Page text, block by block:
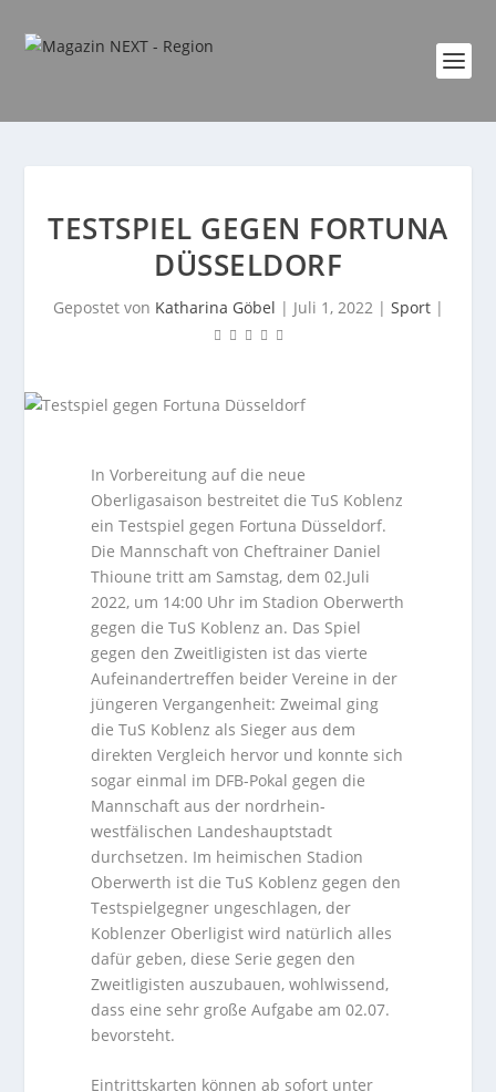
TESTSPIEL GEGEN FORTUNA
DÜSSELDORF
Gepostet von Katharina Göbel | Juli 1, 2022| Sport|
In Vorbereitung auf die neue
Oberligasaison bestreitet die TuS Koblenz
ein Testspiel gegen Fortuna Düsseldorf.
Die Mannschaft von Cheftrainer Daniel
Thioune tritt am Samstag, dem 02.Juli
2022, um 14:00 Uhr im Stadion Oberwerth
gegen die TuS Koblenz an. Das Spiel
gegen den Zweitligisten ist das vierte
Aufeinandertreffen beider Vereine in der
jüngeren Vergangenheit: Zweimal ging
die TuS Koblenz als Sieger aus dem
direkten Vergleich hervor und konnte sich
sogar einmal im DFB-Pokal gegen die
Mannschaft aus der nordrhein-
westfälischen Landeshauptstadt
durchsetzen. Im heimischen Stadion
Oberwerth ist die TuS Koblenz gegen den
Testspielgegner ungeschlagen, der
Koblenzer Oberligist wird natürlich alles
dafür geben, diese Serie gegen den
Zweitligisten auszubauen, wohlwissend,
dass eine sehr große Aufgabe am 02.07.
bevorsteht.
Eintrittskarten können ab sofort unter